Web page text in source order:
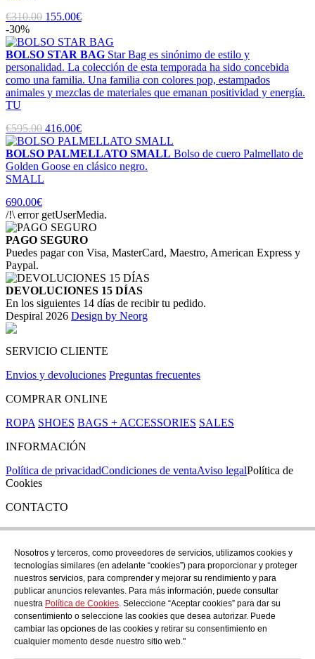
€310.00 155.00€
-30%
BOLSO STAR BAG Star Bag es sinónimo de estilo y
personalidad. La colección de esta temporada ha sido concebida
como una familia. Una familia con colores pop, estampados
animales y mezclas de materiales que emanan positividad y energía.
TU
€595.00 416.00€
BOLSO PALMELLATO SMALL Bolso de cuero Palmellato de
Golden Goose en clásico negro.
SMALL
690.00€
/!\ error getUserMedia.
PAGO SEGURO
Puedes pagar con Visa, MasterCard, Maestro, American Express y
Paypal.
DEVOLUCIONES 15 DÍAS
En los siguientes 14 días de recibir tu pedido.
Despiral 2026 Design by Neorg
SERVICIO CLIENTE
Envios y devoluciones Preguntas frecuentes
COMPRAR ONLINE
ROPA SHOES BAGS + ACCESSORIES SALES
INFORMACIÓN
Política de privacidadCondiciones de ventaAviso legalPolítica de
Cookies
CONTACTO
Si tienes cualquier duda puedes contactar con nosotros en nuestra
TEL: +34 972 21 30 04
EMAIL: despiral@despiral.com
SÍGUENOS EN
Instagram
Nosotros y terceros, como proveedores de servicios, utilizamos cookies y
tecnologías similares (en adelante “cookies”) para proporcionar y proteger
nuestros servicios, para comprender y mejorar su rendimiento y para
publicar anuncios relevantes. Para más información, puede consultar
nuestra Política de Cookies. Seleccione “Aceptar cookies” para dar su
consentimiento o seleccione las cookies que desea autorizar. Puede
cambiar las opciones de las cookies y retirar su consentimiento en
cualquier momento desde nuestro sitio web."